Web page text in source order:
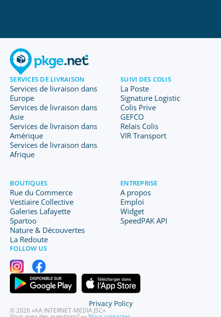
SERVICES DE LIVRAISON
Services de livraison dans
Europe
Services de livraison dans
Asie
Services de livraison dans
Amérique
Services de livraison dans
Afrique
SUIVI DES COLIS
La Poste
Signature Logistic
Colis Prive
GEFCO
Relais Colis
VIR Transport
BOUTIQUES
Rue du Commerce
Vestiaire Collective
Galeries Lafayette
Spartoo
Nature & Découvertes
La Redoute
ENTREPRISE
A propos
Emploi
Widget
SpeedPAK API
FOLLOW US
© 2026 «AA INTERNET-MEDIA JSC»
Privacy Policy